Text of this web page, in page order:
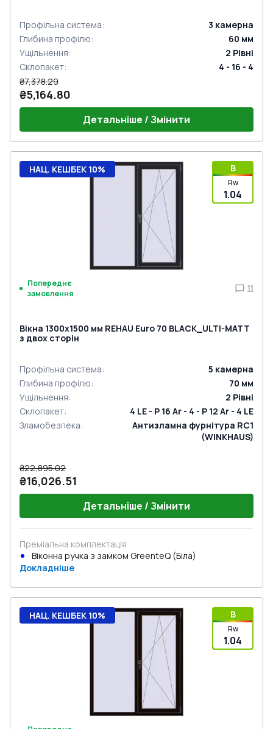
Профільна система: 3 камерна
Глибина профілю: 60 мм
Ущільнення: 2 Рівні
Склопакет:
4 - 16 - 4
₴7,378.29
₴5,164.80
Детальніше / Змінити
B
Rw
1.04
НАЦ. КЕШБЕК 10%
Попереднє
замовлення
11
Вікна 1300x1500 мм REHAU Euro 70 BLACK_ULTI-MATT
з двох сторін
Профільна система: 5 камерна
Глибина профілю: 70 мм
Ущільнення: 2 Рівні
Склопакет:
4 LE - P 16 Ar - 4 - P 12 Ar - 4 LE
Зламобезпека:
Антизламна фурнітура RC1
(WINKHAUS)
₴22,895.02
₴16,026.51
Детальніше / Змінити
Преміальна комплектація
Віконна ручка з замком GreenteQ (Біла)
Докладніше
B
Rw
1.04
НАЦ. КЕШБЕК 10%